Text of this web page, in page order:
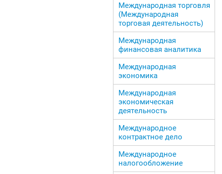
Международная торговля
(Международная
торговая деятельность)
Международная
финансовая аналитика
Международная
экономика
Международная
экономическая
деятельность
Международное
контрактное дело
Международное
налогообложение